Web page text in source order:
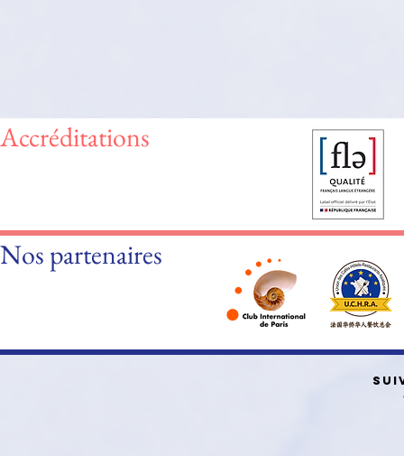
Accréditations
Nos partenaires